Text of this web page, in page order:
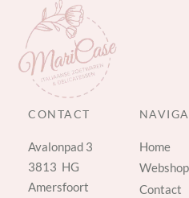
CONTACT
Avalonpad 3
3813 HG
Amersfoort
Home
Webshop
Contact